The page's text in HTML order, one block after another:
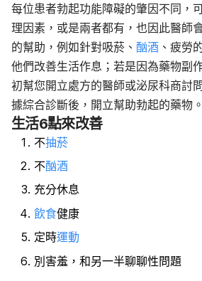
每位患者勃起功能障礙的肇因不同，
理因素，或是兩者都有，也因此醫師
的幫助，例如針對吸菸、 酗酒 、疲勞
他們改善生活作息；若是因為藥物副
初幫您開立處方的醫師或泌尿科商討
據綜合診斷後，開立幫助勃起的藥物。
生活6點來改善
不抽菸
不酗酒
充分休息
飲食健康
定時運動
別害羞，和另一半聊聊性問題